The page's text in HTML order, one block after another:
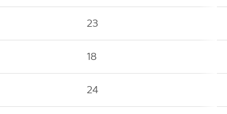
23
18
24